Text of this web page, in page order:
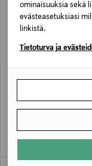
ominaisuuksia sekä
evästeasetuksiasi
linkistä.
Tietoturva ja
Discounted Price
29,90 € 49,99 €